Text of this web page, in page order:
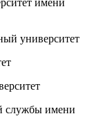
имени
университет
службы имени